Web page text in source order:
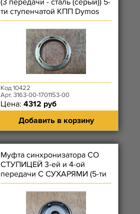
(3 передачи - сталь (серый)) 5-
ти ступенчатой КПП Dymos
Код 10422
Арт. 3163-00-1701153-00
Цена: 4312 руб
Добавить в корзину
Муфта синхронизатора СО
СТУПИЦЕЙ 3-ей и 4-ой
передачи С СУХАРЯМИ (5-ти
ступенчатой КПП н.о.)